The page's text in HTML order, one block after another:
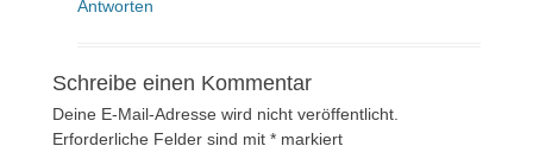
Antworten
Schreibe einen Kommentar
Deine E-Mail-Adresse wird nicht veröffentlicht.
Erforderliche Felder sind mit * markiert